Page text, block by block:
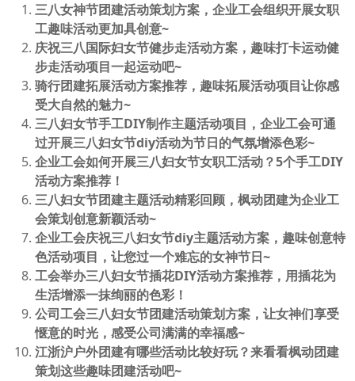
三八女神节团建活动策划方案，企业工会组织开展女职
工趣味活动更加具创意~
庆祝三八国际妇女节健步走活动方案，趣味打卡运动健
步走活动项目一起运动吧~
骑行团建拓展活动方案推荐，趣味拓展活动项目让你感
受大自然的魅力~
三八妇女节手工DIY制作主题活动项目，企业工会可通
过开展三八妇女节diy活动为节日的气氛增添色彩~
企业工会如何开展三八妇女节女职工活动？5个手工DIY
活动方案推荐！
三八妇女节团建主题活动精彩回顾，枫动团建为企业工
会策划创意新颖活动~
企业工会庆祝三八妇女节diy主题活动方案，趣味创意特
色活动项目，让您过一个难忘的女神节日~
工会举办三八妇女节插花DIY活动方案推荐，用插花为
生活增添一抹绚丽的色彩！
公司工会三八妇女节团建活动策划方案，让女神们享受
惬意的时光，感受公司满满的幸福感~
江浙沪户外团建有哪些活动比较好玩？来看看枫动团建
策划这些趣味团建活动吧~